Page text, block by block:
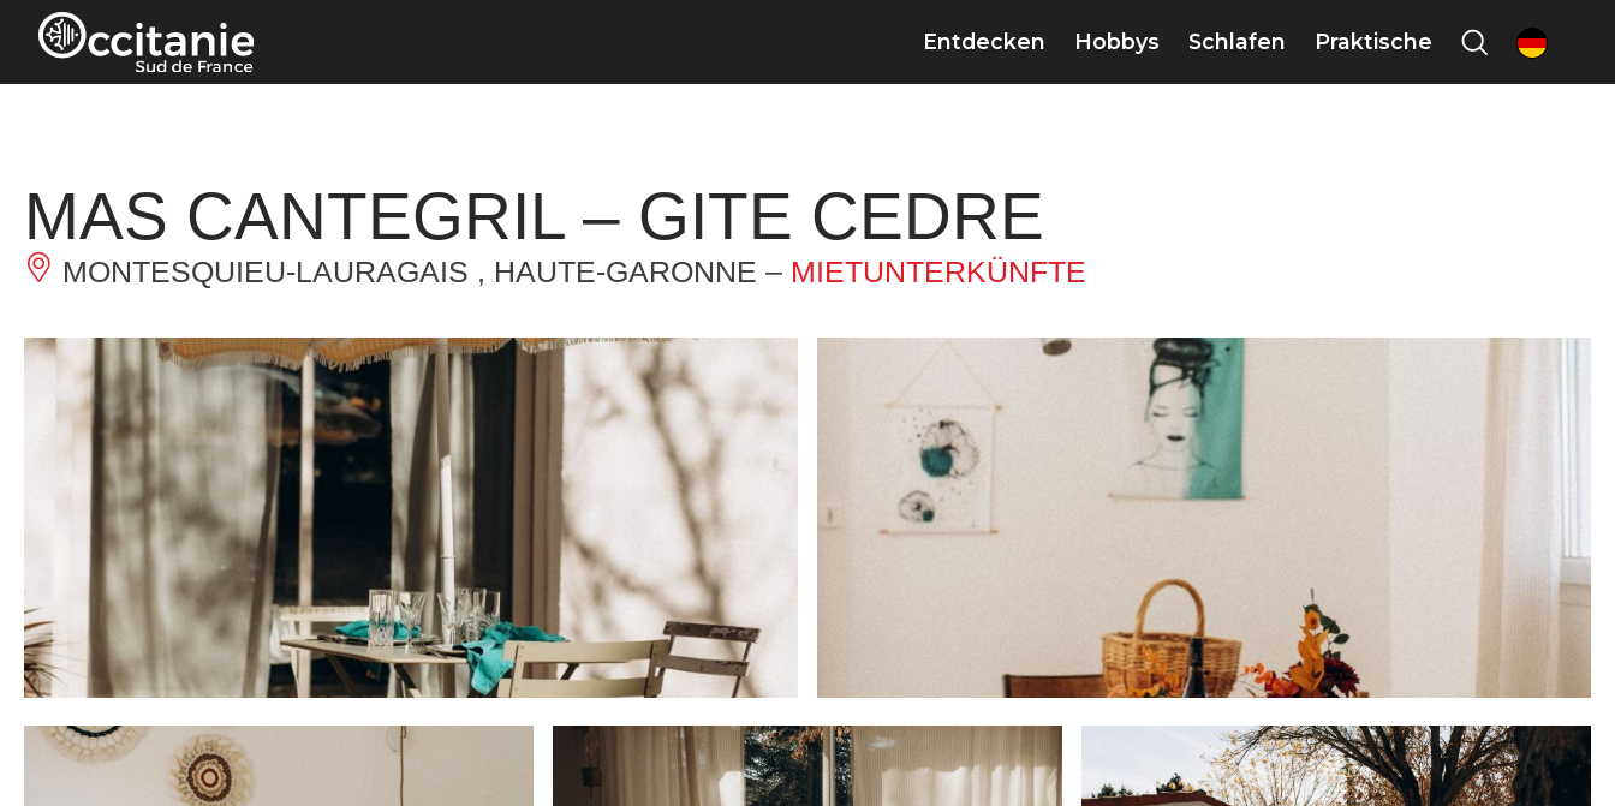
Cookie-Einstellungen
Entdecken Hobbys Schlafen Praktische de
MAS CANTEGRIL – GITE CEDRE
MONTESQUIEU-LAURAGAIS , HAUTE-GARONNE – MIETUNTERKÜNFTE